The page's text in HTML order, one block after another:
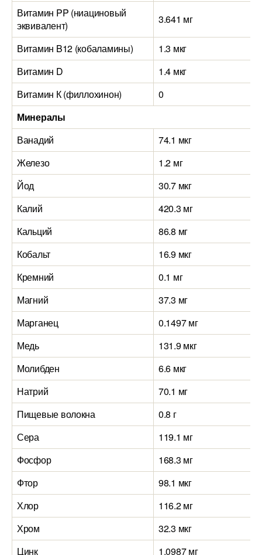
Витамин PP (ниациновый
эквивалент)
3.641 мг
Витамин B12 (кобаламины)
1.3 мкг
Витамин D
1.4 мкг
Витамин К (филлохинон)
0
Минералы
Ванадий
74.1 мкг
Железо
1.2 мг
Йод
30.7 мкг
Калий
420.3 мг
Кальций
86.8 мг
Кобальт
16.9 мкг
Кремний
0.1 мг
Магний
37.3 мг
Марганец
0.1497 мг
Медь
131.9 мкг
Молибден
6.6 мкг
Натрий
70.1 мг
Пищевые волокна
0.8 г
Сера
119.1 мг
Фосфор
168.3 мг
Фтор
98.1 мкг
Хлор
116.2 мг
Хром
32.3 мкг
Цинк
1.0987 мг